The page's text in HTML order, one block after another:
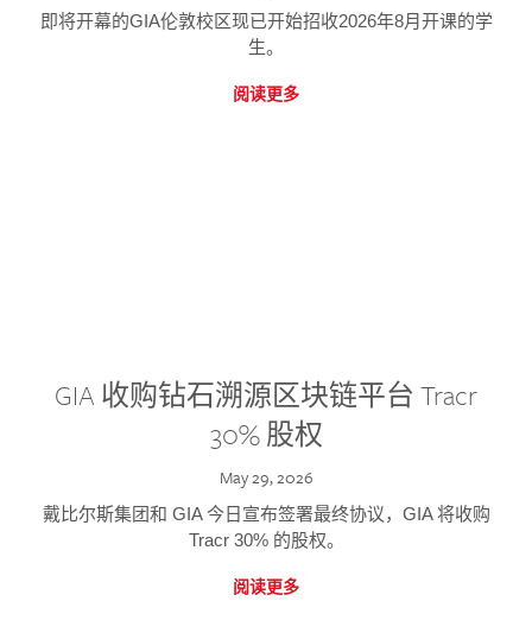
即将开幕的GIA伦敦校区现已开始招收2026年8月开课的学
生。
阅读更多
GIA 收购钻石溯源区块链平台 Tracr
30% 股权
May 29, 2026
戴比尔斯集团和 GIA 今日宣布签署最终协议，GIA 将收购
Tracr 30% 的股权。
阅读更多